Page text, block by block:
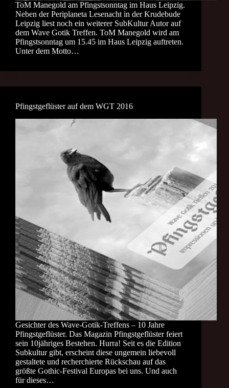
ToM Manegold am Pfingstsonntag im Haus Leipzig.
Neben der Periplaneta Lesenacht in der Krudebude
Leipzig liest noch ein weiterer SubKultur Autor auf
dem Wave Gotik Treffen. ToM Manegold wird am
Pfingstsonntag um 15.45 im Haus Leipzig auftreten.
Unter dem Motto…
Pfingstgeflüster auf dem WGT 2016
Gesichter des Wave-Gotik-Treffens – 10 Jahre
Pfingstgeflüster. Das Magazin Pfingstgeflüster feiert
sein 10jähriges Bestehen. Hurra! Seit es die Edition
Subkultur gibt, erscheint diese ungemein liebevoll
gestaltete und recherchierte Rückschau auf das
größte Gothic-Festival Europas bei uns. Und auch
für dieses…